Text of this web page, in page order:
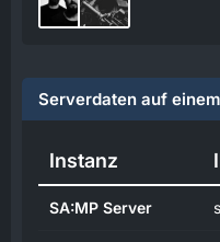
Serverdaten auf
Instanz
SA:MP Server